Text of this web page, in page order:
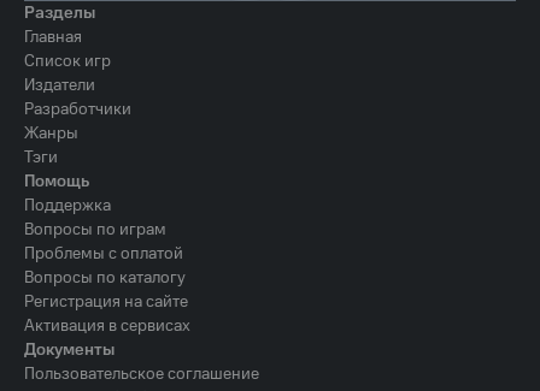
Разделы
Главная
Список игр
Издатели
Разработчики
Жанры
Тэги
Помощь
Поддержка
Вопросы по играм
Проблемы с оплатой
Вопросы по каталогу
Регистрация на сайте
Активация в сервисах
Документы
Пользовательское соглашение